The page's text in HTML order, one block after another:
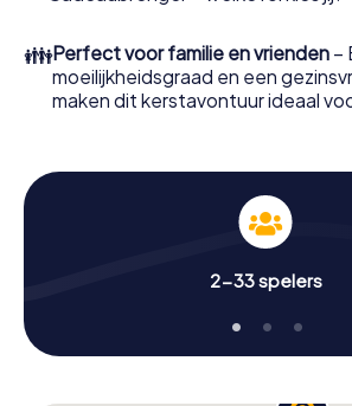
kerstspeurtocht als programmapunt
👪Perfect voor familie en vrienden –
moeilijkheidsgraad en een
maken dit kerstavontuur ideaal
2-33 spelers